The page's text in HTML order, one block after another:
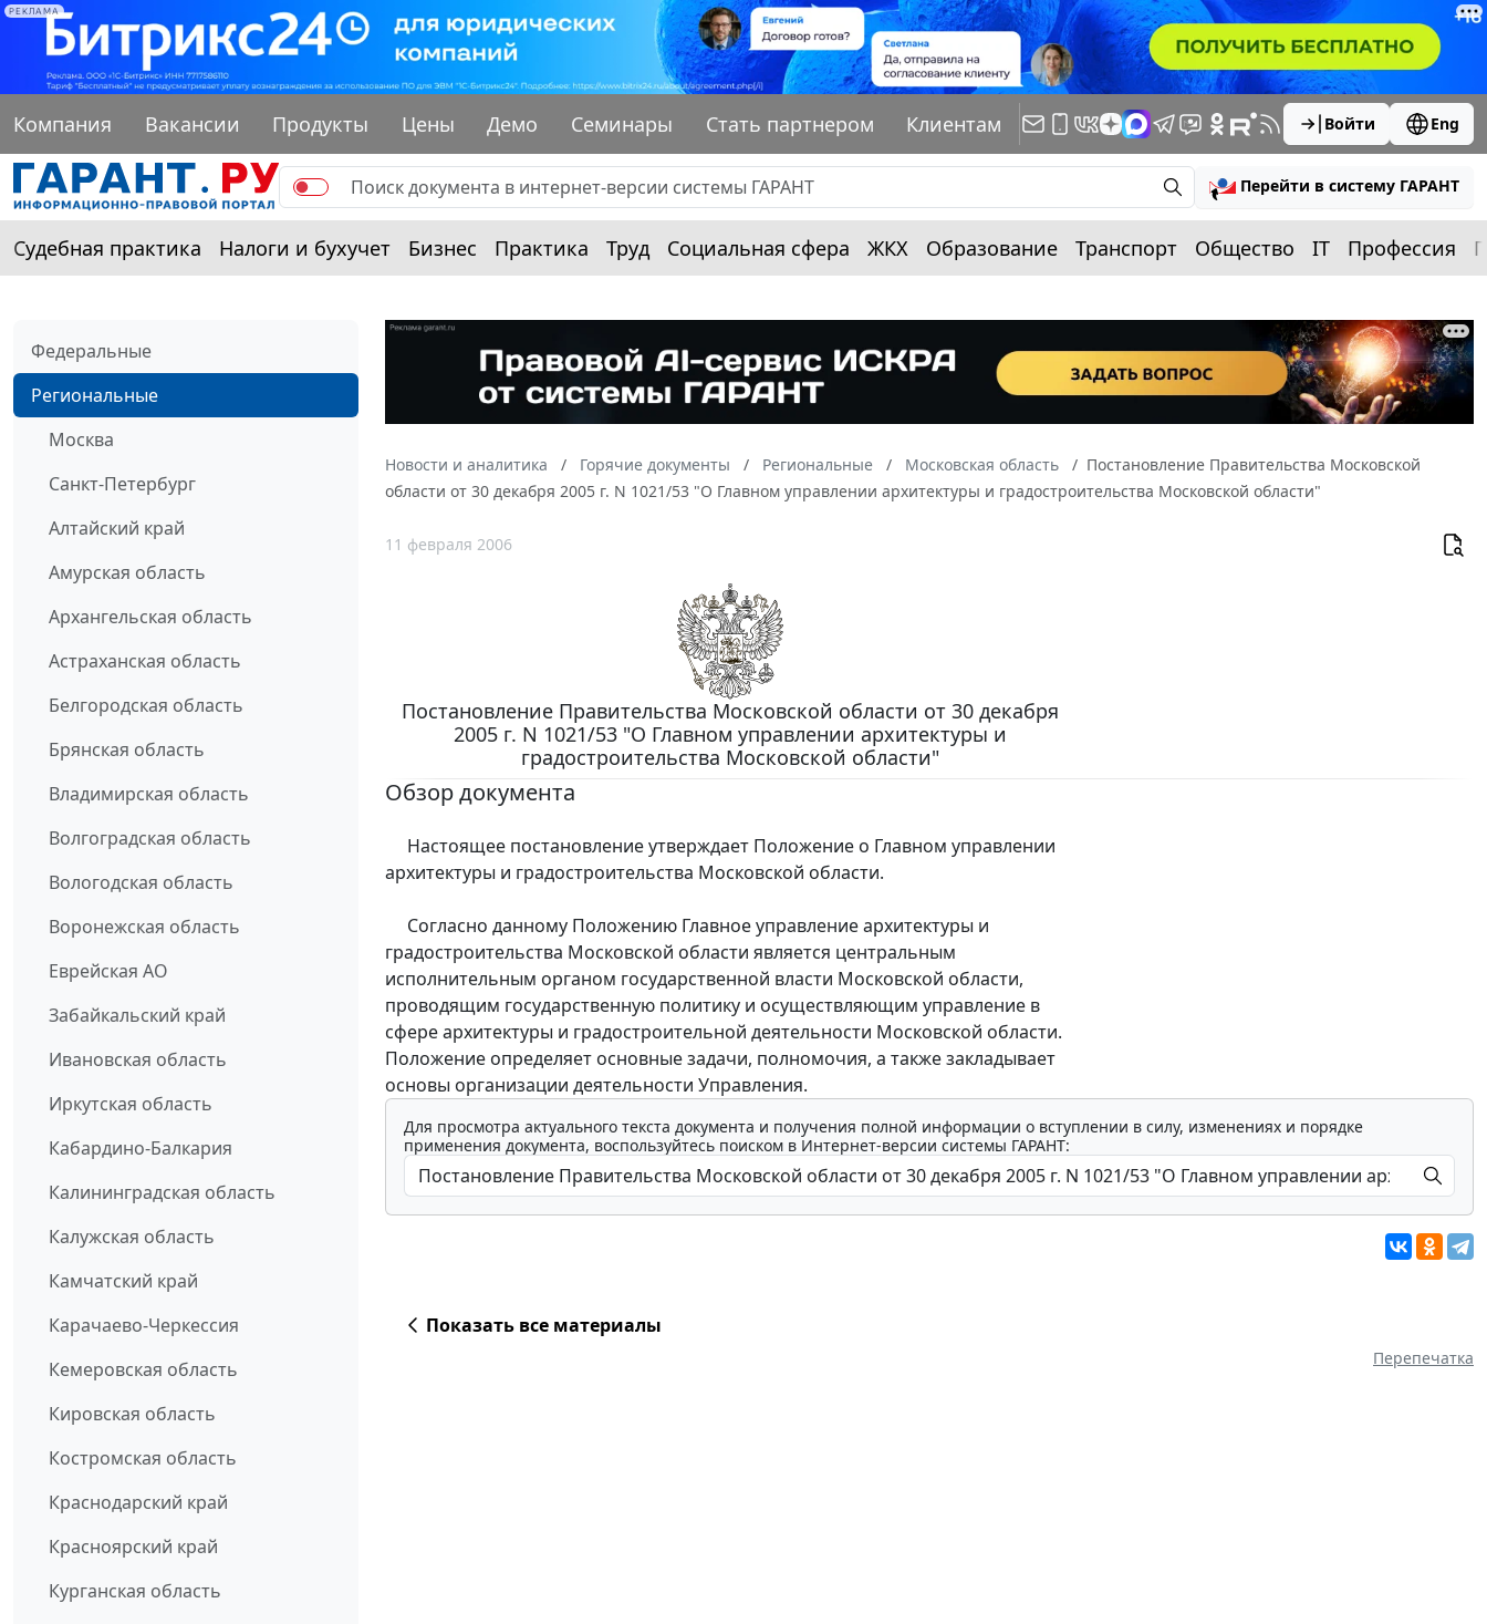
РЕКЛАМА
Компания Вакансии Продукты Цены Демо Семинары Стать партнером Клиентам Войти Eng
Перейти в систему ГАРАНТ
Судебная практика Налоги и бухучет Бизнес Практика Труд Социальная сфера ЖКХ Образование Транспорт Общество IT Профессия
Федеральные
Региональные
Москва
Санкт-Петербург
Алтайский край
Амурская область
Архангельская область
Астраханская область
Белгородская область
Брянская область
Владимирская область
Волгоградская область
Вологодская область
Воронежская область
Еврейская АО
Забайкальский край
Ивановская область
Иркутская область
Кабардино-Балкария
Калининградская область
Калужская область
Камчатский край
Карачаево-Черкессия
Кемеровская область
Кировская область
Костромская область
Краснодарский край
Красноярский край
Курганская область
Новости и аналитика Горячие документы Региональные Московская область
Постановление Правительства Московской
области от 30 декабря 2005 г. N 1021/53 "О Главном управлении архитектуры и градостроительства Московской области"
11 февраля 2006
Постановление Правительства Московской области от 30 декабря
2005 г. N 1021/53 "О Главном управлении архитектуры и
градостроительства Московской области"
Обзор документа
Настоящее постановление утверждает Положение о Главном управлении
архитектуры и градостроительства Московской области.
Согласно данному Положению Главное управление архитектуры и
градостроительства Московской области является центральным
исполнительным органом государственной власти Московской области,
проводящим государственную политику и осуществляющим управление в
сфере архитектуры и градостроительной деятельности Московской области.
Положение определяет основные задачи, полномочия, а также закладывает
основы организации деятельности Управления.
Для просмотра актуального текста документа и получения полной информации о вступлении в силу, изменениях и порядке
применения документа, воспользуйтесь поиском в Интернет-версии системы ГАРАНТ:
Показать все материалы
Перепечатка